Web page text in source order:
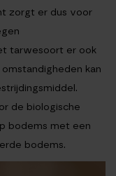
zorgt er dus voor
tarwesoort er ook
kan
de biologische
bodems met een
bodems.